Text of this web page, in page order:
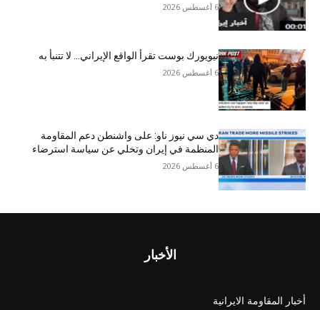
6 أغسطس 2026
نيويورك بوست تقرأ الواقع الإيراني… لا تتنبأ به
6 أغسطس 2026
دي سي نيوز ناو: على واشنطن دعم المقاومة
المنظمة في إيران وتخلي عن سياسة استرضاء
6 أغسطس 2026
الأخبار
أخبار المقاومة الايرانية